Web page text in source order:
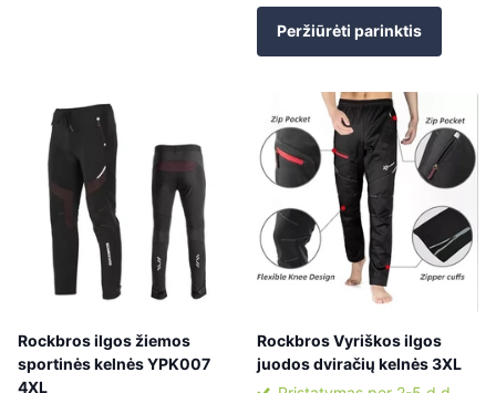
Peržiūrėti parinktis
Rockbros ilgos žiemos
sportinės kelnės YPK007
4XL
Rockbros Vyriškos ilgos
juodos dviračių kelnės 3XL